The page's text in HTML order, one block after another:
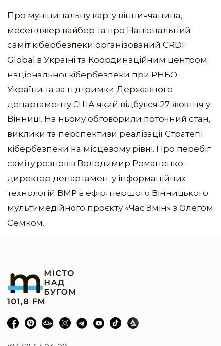
Про муніципальну карту вінниччанина,
месенджер вайбер та про Національний
саміт кібербезпеки організований CRDF
Global в Україні та Координаційним центром
національної кібербезпеки при РНБО
України та за підтримки Державного
департаменту США який відбувся 27 жовтня у
Вінниці. На ньому обговорили поточний стан,
виклики та перспективи реалізації Стратегії
кібербезпеки на місцевому рівні. Про перебіг
саміту розповів Володимир Романенко -
директор департаменту інформаційних
технологій ВМР в ефірі першого Вінницького
мультимедійного проєкту «Час Змін» з Олегом
Семком.